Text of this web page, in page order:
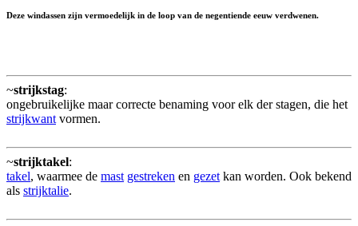
Deze windassen zijn vermoedelijk in de loop van de negentiende eeuw verdwenen.
~strijkstag:
ongebruikelijke maar correcte benaming voor elk der stagen, die het
strijkwant vormen.
~strijktakel:
takel, waarmee de mast gestreken en gezet kan worden. Ook bekend
als strijktalie.